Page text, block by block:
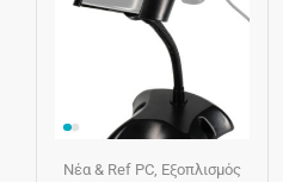
Νέα & Ref PC, Εξοπλισμός